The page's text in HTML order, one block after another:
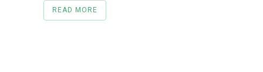
READ MORE